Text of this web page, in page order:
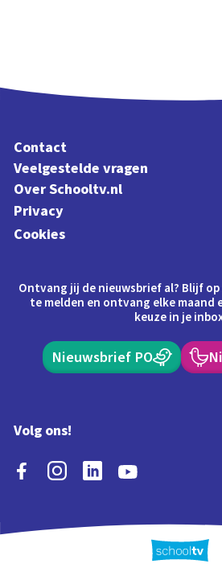
Contact
Veelgestelde vragen
Over Schooltv.nl
Privacy
Cookies
Ontvang jij de nieuwsbrief al? Blijf
te melden en ontvang elke maand
keuze in je
Nieuwsbrief PO
Volg ons!